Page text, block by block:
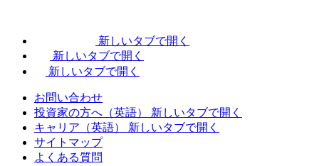
新しいタブで開く
新しいタブで開く
新しいタブで開く
お問い合わせ
投資家の方へ（英語）
新しいタブで開く
キャリア（英語）
新しいタブで開く
サイトマップ
よくある質問